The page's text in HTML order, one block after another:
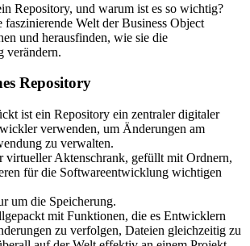
Repository, und warum ist es so wichtig?
faszinierende Welt der Business Object
und herausfinden, wie sie die
verändern.
Repository
ist ein Repository ein zentraler digitaler
verwenden, um Änderungen am
zu verwalten.
virtueller Aktenschrank, gefüllt mit Ordnern,
für die Softwareentwicklung wichtigen
um die Speicherung.
mit Funktionen, die es Entwicklern
zu verfolgen, Dateien gleichzeitig zu